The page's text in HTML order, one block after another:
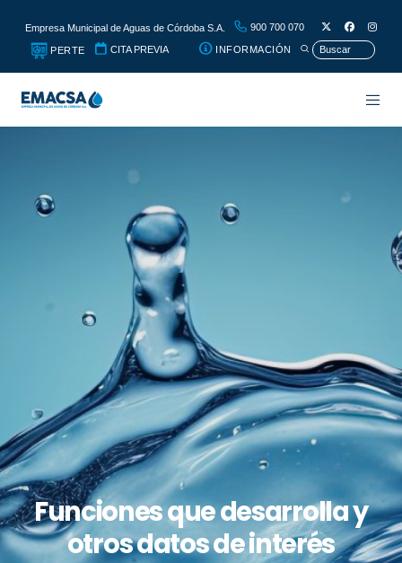
Empresa Municipal de Aguas de Córdoba S.A. 900 700 070
PERTE CITA PREVIA INFORMACIÓN
Funciones que desarrolla y
otros datos de interés